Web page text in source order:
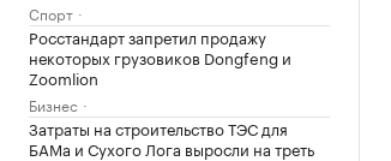
Спорт
Росстандарт запретил продажу
некоторых грузовиков Dongfeng и
Zoomlion
Бизнес
Затраты на строительство ТЭС для
БАМа и Сухого Лога выросли на треть